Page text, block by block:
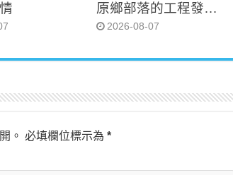
原鄉部落的工程發…
2026-08-07
。 必填欄位標示為 *